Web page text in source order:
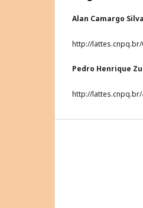
Alan Camargo
http://lattes.cnpq.br/
Pedro Henrique
http://lattes.cnpq.br/